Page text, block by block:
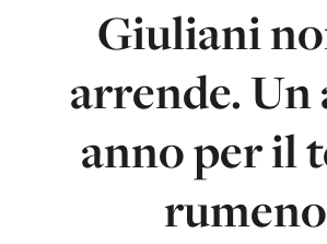
Giuliani
arrende.
anno per il
rumeno